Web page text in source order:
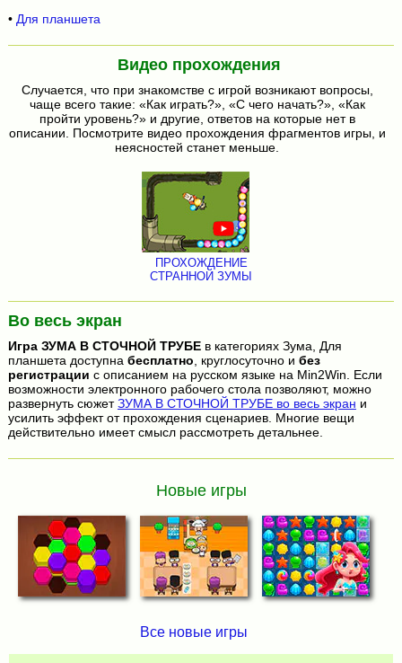
• Для планшета
Видео прохождения
Случается, что при знакомстве с игрой возникают вопросы,
чаще всего такие: «Как играть?», «С чего начать?», «Как
пройти уровень?» и другие, ответов на которые нет в
описании. Посмотрите видео прохождения фрагментов игры, и
неясностей станет меньше.
ПРОХОЖДЕНИЕ
СТРАННОЙ ЗУМЫ
Во весь экран
Игра ЗУМА В СТОЧНОЙ ТРУБЕв категориях Зума, Для
планшета доступна бесплатно , круглосуточно и без
регистрации с описанием на русском языке на Min2Win. Если
возможности электронного рабочего стола позволяют, можно
развернуть сюжетЗУМА В СТОЧНОЙ ТРУБЕ во весь экран и
усилить эффект от прохождения сценариев. Многие вещи
действительно имеет смысл рассмотреть детальнее.
Новые игры
Все новые игры